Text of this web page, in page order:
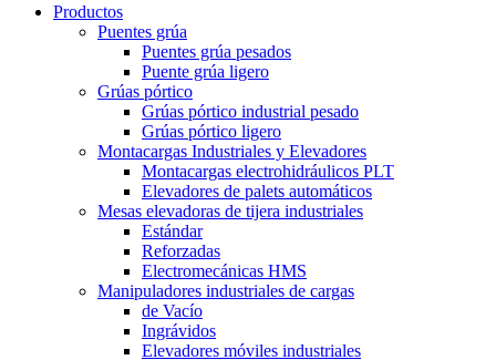
Productos
Puentes grúa
Puentes grúa pesados
Puente grúa ligero
Grúas pórtico
Grúas pórtico industrial pesado
Grúas pórtico ligero
Montacargas Industriales y Elevadores
Montacargas electrohidráulicos PLT
Elevadores de palets automáticos
Mesas elevadoras de tijera industriales
Estándar
Reforzadas
Electromecánicas HMS
Manipuladores industriales de cargas
de Vacío
Ingrávidos
Elevadores móviles industriales